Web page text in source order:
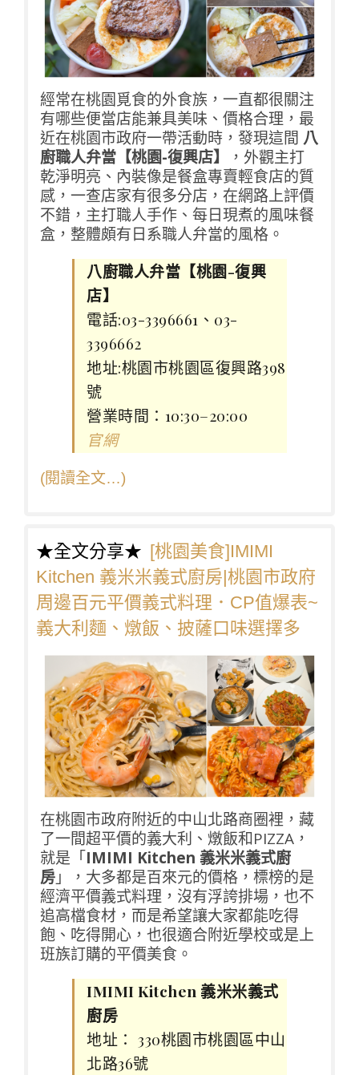
經常在桃園覓食的外食族，一直都很關注
有哪些便當店能兼具美味、價格合理，最
近在桃園市政府一帶活動時，發現這間 八
廚職人弁當【桃園-復興店】
，外觀主打
乾淨明亮、內裝像是餐盒專賣輕食店的質
感，一查店家有很多分店，在網路上評價
不錯，主打職人手作、每日現煮的風味餐
盒，整體頗有日系職人弁當的風格。
八廚職人弁當【桃園-復興
店】
電話:03-3396661、03-
3396662
地址:桃園市桃園區復興路398
號
營業時間：10:30–20:00
官網
(閱讀全文…)
★全文分享★ [桃園美食]IMIMI
Kitchen 義米米義式廚房|桃園市政府
周邊百元平價義式料理．CP值爆表~
義大利麵、燉飯、披薩口味選擇多
在桃園市政府附近的中山北路商圈裡，藏
了一間超平價的義大利、燉飯和PIZZA，
就是「IMIMI Kitchen 義米米義式廚
房」，大多都是百來元的價格，標榜的是
經濟平價義式料理，沒有浮誇排場，也不
追高檔食材，而是希望讓大家都能吃得
飽、吃得開心，也很適合附近學校或是上
班族訂購的平價美食。
IMIMI Kitchen 義米米義式
廚房
地址： 330桃園市桃園區中山
北路36號